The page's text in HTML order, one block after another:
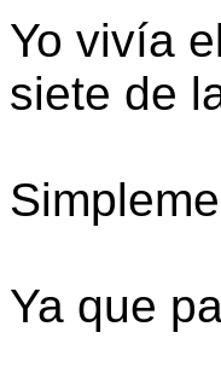
Yo vivía
siete de
Ya que